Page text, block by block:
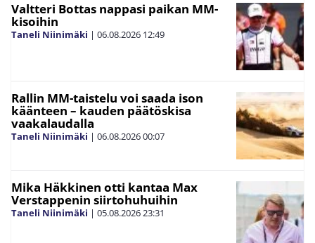
Valtteri Bottas nappasi paikan MM-
kisoihin
Taneli Niinimäki | 06.08.2026 12:49
Rallin MM-taistelu voi saada ison
käänteen – kauden päätöskisa
vaakalaudalla
Taneli Niinimäki | 06.08.202600:07
Mika Häkkinen otti kantaa Max
Verstappenin siirtohuhuihin
Taneli Niinimäki | 05.08.202623:31